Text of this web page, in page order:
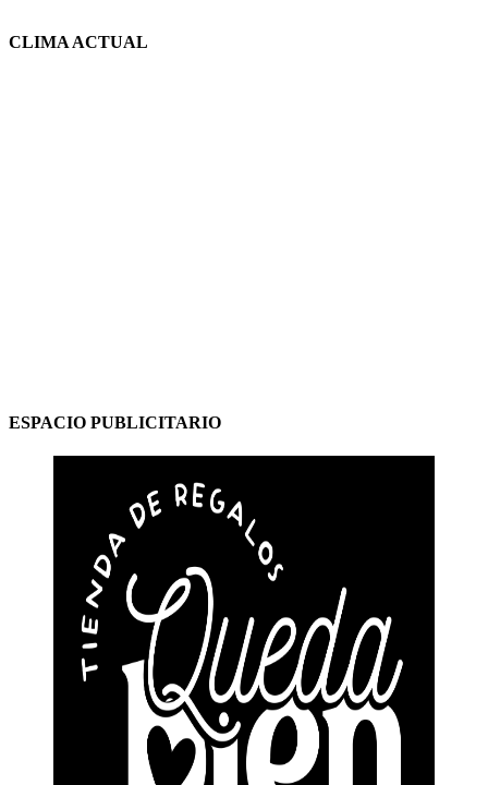
CLIMA ACTUAL
ESPACIO PUBLICITARIO